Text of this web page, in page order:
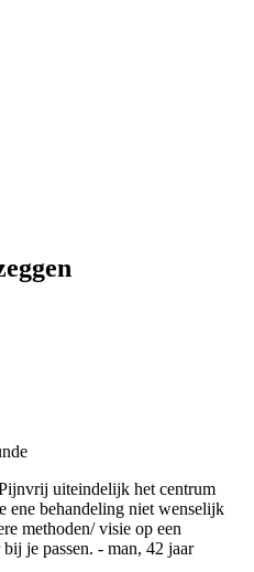
uiteindelijk het centrum
ene behandeling niet wenselijk
methoden/ visie op een
je passen. - man, 42 jaar